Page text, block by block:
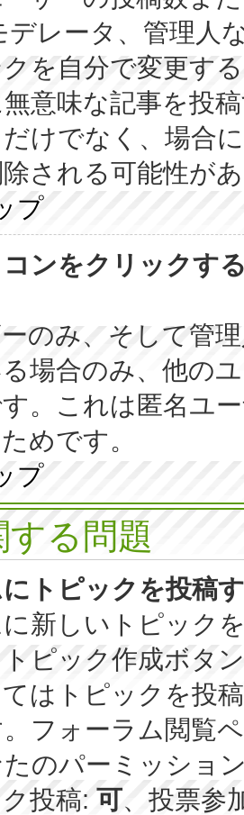
デレータ、管理人
を自分で変更す
意味な記事を投
けでなく、場合
される可能性が
プ
ンをクリックす
のみ、そして管
場合のみ、他の
。これは匿名ユ
めです。
プ
る問題
トピックを投稿
新しいトピック
ピック作成ボタ
はトピックを投
フォーラム閲覧
のパーミッショ
投稿: 可、投票参